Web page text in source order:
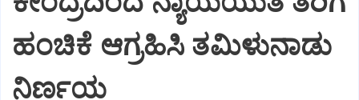
ಹಂಚಿಕೆ ಆಗ್ರಹಿಸಿ ತಮಿಳುನಾಡು
ನಿರ್ಣಯ